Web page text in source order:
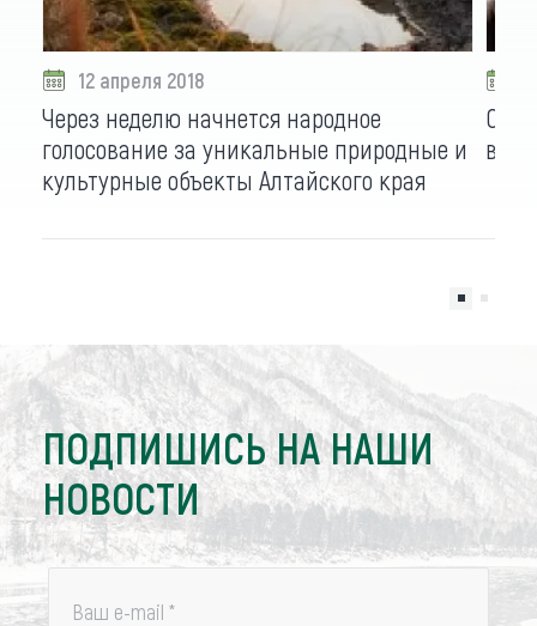
12 апреля 2018
Через неделю начнется народное
голосование за уникальные природные и
культурные объекты Алтайского края
в
ПОДПИШИСЬ НА НАШИ
НОВОСТИ
Ваш e-mail *